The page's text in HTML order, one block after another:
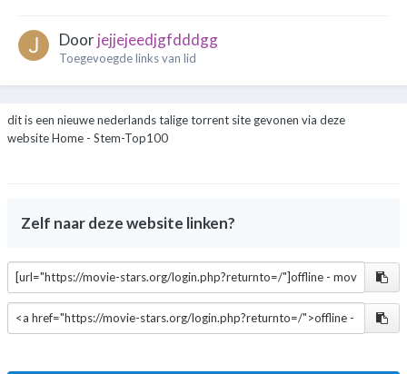
Doorjejjejeedjgfdddgg
Toegevoegde links van lid
dit is een nieuwe nederlands talige torrent site gevonen via deze
websiteHome - Stem-Top100
Zelf naar deze website linken?